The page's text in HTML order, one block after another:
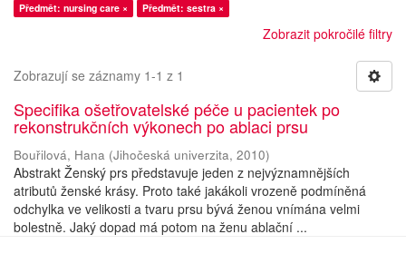
Předmět: nursing care ×
Předmět: sestra ×
Zobrazit pokročilé filtry
Zobrazují se záznamy 1-1 z 1
Specifika ošetřovatelské péče u pacientek po
rekonstrukčních výkonech po ablaci prsu
Bouřilová, Hana (Jihočeská univerzita, 2010)
Abstrakt Ženský prs představuje jeden z nejvýznamnějších
atributů ženské krásy. Proto také jakákoli vrozeně podmíněná
odchylka ve velikosti a tvaru prsu bývá ženou vnímána velmi
bolestně. Jaký dopad má potom na ženu ablační ...